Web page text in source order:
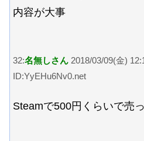
内容が大事
32:名無しさん 2018/03/09(金)
ID:YyEHu6Nv0.net
Steamで500円くらいで売